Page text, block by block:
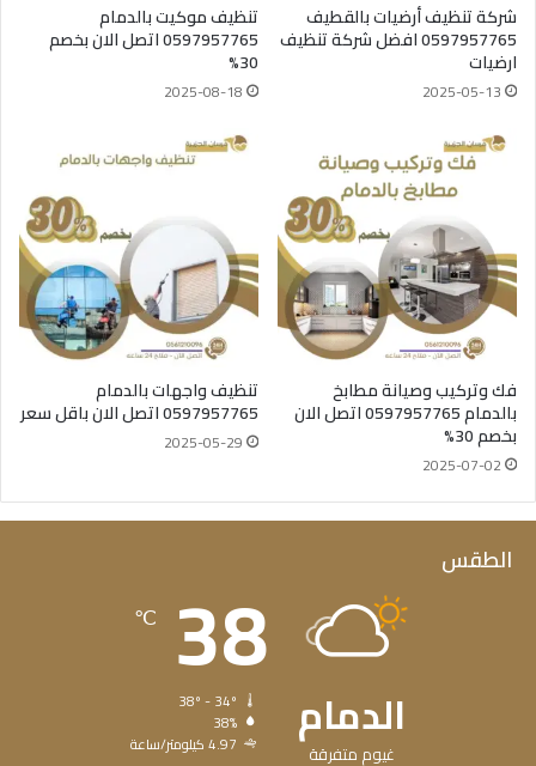
شركة تنظيف أرضيات بالقطيف
0597957765 افضل شركة تنظيف
ارضيات
2025-05-13
تنظيف موكيت بالدمام
0597957765 اتصل الان بخصم
30%
2025-08-18
فك وتركيب وصيانة مطابخ
بالدمام 0597957765 اتصل الان
بخصم 30%
2025-07-02
تنظيف واجهات بالدمام
0597957765 اتصل الان باقل سعر
2025-05-29
الطقس
الدمام
غيوم متفرقة
38
℃
38%
4.97 كيلومتر/ساعة